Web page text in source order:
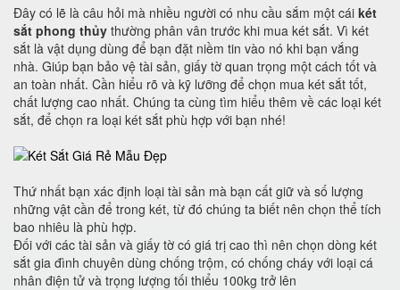
Đây có lẽ là câu hỏi mà nhiều người có nhu cầu sắm một cái két
sắt phong thủy thường phân vân trước khi mua két sắt. Vì két
sắt là vật dụng dùng để bạn đặt niềm tin vào nó khi bạn vắng
nhà. Giúp bạn bảo vệ tài sản, giấy tờ quan trọng một cách tốt và
an toàn nhất. Cần hiểu rõ và kỹ lưỡng để chọn mua két sắt tốt,
chất lượng cao nhất. Chúng ta cùng tìm hiểu thêm về các loại két
sắt, để chọn ra loại két sắt phù hợp với bạn nhé!
Thứ nhất bạn xác định loại tài sản mà bạn cất giữ và số lượng
những vật cần để trong két, từ đó chúng ta biết nên chọn thể tích
bao nhiêu là phù hợp.
Đối với các tài sản và giấy tờ có giá trị cao thì nên chọn dòng két
sắt gia đình chuyên dùng chống trộm, có chống cháy với loại cá
nhân điện tử và trọng lượng tối thiểu 100kg trở lên